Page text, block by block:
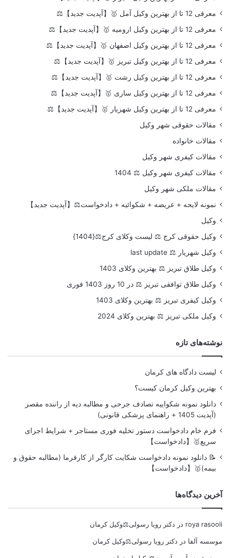
معرفی 12 تا از بهترین وکیل آمل 🥇【آپدیت جدید】⚖️
معرفی 12 تا از بهترین وکیل ارومیه 🥇【آپدیت جدید】⚖️
معرفی 12 تا از بهترین وکیل اصفهان 🥇【آپدیت جدید】⚖️
معرفی 12 تا از بهترین وکیل تبریز 🥇【آپدیت جدید】⚖️
معرفی 12 تا از بهترین وکیل رشت 🥇【آپدیت جدید】⚖️
معرفی 12 تا از بهترین وکیل ساری 🥇【آپدیت جدید】⚖️
معرفی 12 تا از بهترین وکیل شهریار 🥇【آپدیت جدید】⚖️
مقالات حقوقی شهر وکیل
مقالات خانواده
مقالات کیفری شهر وکیل
مقالات کیفری شهر وکیل ⚖️ 1404
مقالات ملکی شهر وکیل
نمونه لایحه + عریضه + شکوائیه + دادخواست⚖️【آپدیت جدید】
وکیل
وکیل حقوقی کرج ⚖️ لیست وکلای کرج⚖️{1404}
وکیل شهریار ⚖️ last update
وکیل طلاق تبریز ⚖️ بهترین وکلای 1403
وکیل طلاق توافقی تبریز ⚖️ در 10 روز 1403 فوری
وکیل کیفری تبریز ⚖️ بهترین وکلای 1403
وکیل ملکی تبریز ⚖️ بهترین وکلای 2024
نوشته‌های تازه
لیست دادگاه های کرمان
بهترین وکیل کرمان کیست؟
دانلود نمونه شکواییه تصادف جرحی و مطالبه دیه از راننده مقصر
(آپدیت 1405 + راهنمای پزشکی قانونی)
فرم خام دادخواست دستور تخلیه فوری مستاجر + شرایط اجرای
سریع🥇【دادخواست】
📝 دانلود نمونه دادخواست شکایت کارگر از کارفرما (مطالبه حقوق و
بیمه)🥇【دادخواست】
آخرین دیدگاه‌ها
roya rasooli در دکتر رویا رسولی⚖️وکیل کرمان
موسسه آلفا در دکتر رویا رسولی⚖️وکیل کرمان